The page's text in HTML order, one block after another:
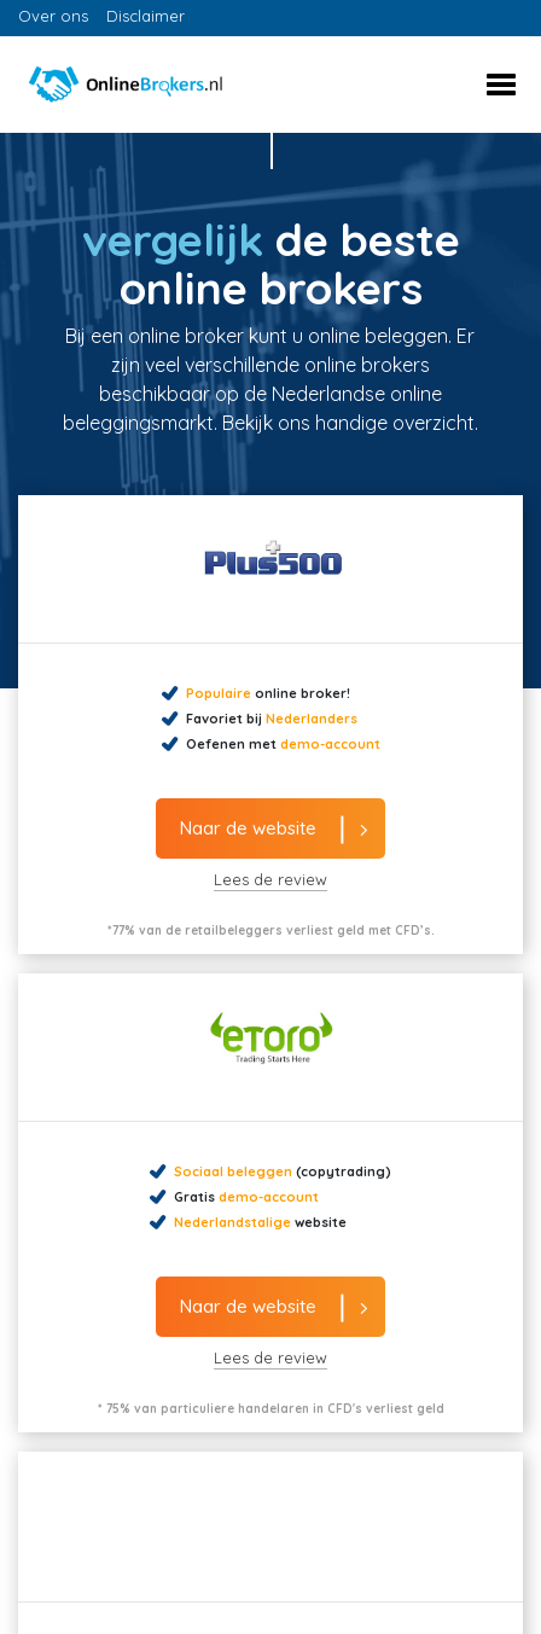
Over ons Disclaimer
vergelijk de beste
online brokers
Bij een online broker kunt u online beleggen. Er
zijn veel verschillende online brokers
beschikbaar op de Nederlandse online
beleggingsmarkt. Bekijk ons handige overzicht.
Populaireonline broker!
Favoriet bij Nederlanders
Oefenen met demo-account
Naar de website
Lees de review
*77% van de retailbeleggers verliest geld met CFD’s.
Sociaal beleggen (copytrading)
Gratis demo-account
Nederlandstalige website
Naar de website
Lees de review
* 75% van particuliere handelaren in CFD's verliest geld